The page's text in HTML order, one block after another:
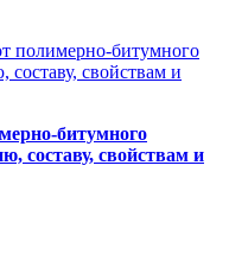
полимерно‑битумного
свойствам и
составу, свойствам и